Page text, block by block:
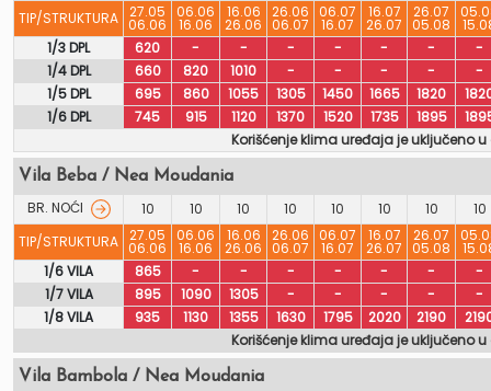
TIP/STRUKTURA 27.05
06.06
06.06
16.06
16.06
26.06
26.06
06.07
06.07
16.07
16.07
26.07
26.07
05.08
1/3 DPL
620 - - - - - -
-
1/4 DPL
660 820 1010 - - - -
-
1/5 DPL
695 860 1055 1305 1450 1665 1820
1/6 DPL
745 915 1120 1370 1520 1735 1895
Korišćenje klima uređaja je uključeno
Vila Beba / Nea Moudania
BR. NOĆI 10 10 10 10 10 10 10
10
TIP/STRUKTURA 27.05
06.06
06.06
16.06
16.06
26.06
26.06
06.07
06.07
16.07
16.07
26.07
26.07
05.08
1/6 VILA
865 - - - - - -
-
1/7 VILA
895 1090 1305 - - - -
-
1/8 VILA
935 1130 1355 1630 1795 2020 2190
Korišćenje klima uređaja je uključeno
Vila Bambola / Nea Moudania